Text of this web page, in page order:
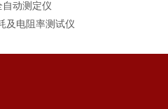
动测定仪
及电阻率测试仪